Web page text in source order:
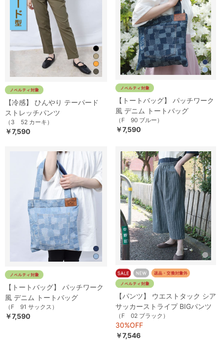
【冷感】 ひんやり テーパード
ストレッチパンツ
（3 52 カーキ）
￥7,590
【トートバッグ】 パッチワーク
風 デニム トートバッグ
（F 90 ブルー）
￥7,590
【トートバッグ】 パッチワーク
風 デニム トートバッグ
（F 91 サックス）
￥7,590
【パンツ】 ウエストタック シア
サッカーストライプ BIGパンツ
（F 02 ブラック）
30%OFF
￥7,546